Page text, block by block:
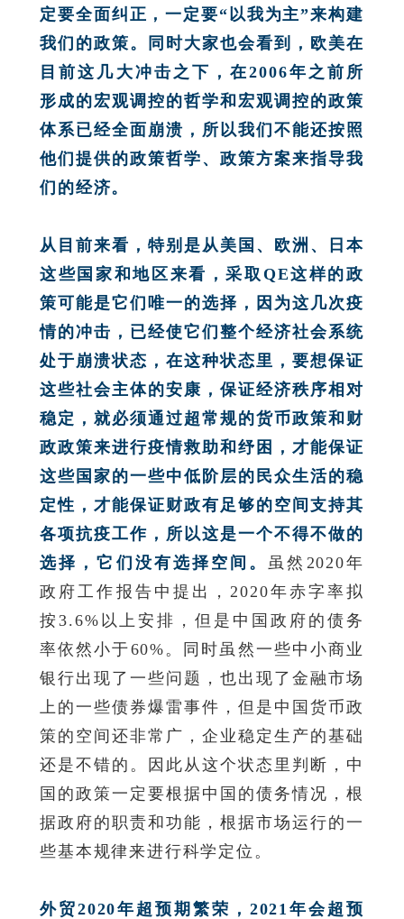
定要全面纠正，一定要“以我为主”来构建
我们的政策。同时大家也会看到，欧美在
目前这几大冲击之下，在2006年之前所
形成的宏观调控的哲学和宏观调控的政策
体系已经全面崩溃，所以我们不能还按照
他们提供的政策哲学、政策方案来指导我
们的经济。
从目前来看，特别是从美国、欧洲、日本
这些国家和地区来看，采取QE这样的政
策可能是它们唯一的选择，因为这几次疫
情的冲击，已经使它们整个经济社会系统
处于崩溃状态，在这种状态里，要想保证
这些社会主体的安康，保证经济秩序相对
稳定，就必须通过超常规的货币政策和财
政政策来进行疫情救助和纾困，才能保证
这些国家的一些中低阶层的民众生活的稳
定性，才能保证财政有足够的空间支持其
各项抗疫工作，所以这是一个不得不做的
选择，它们没有选择空间。虽然2020年
政府工作报告中提出，2020年赤字率拟
按3.6%以上安排，但是中国政府的债务
率依然小于60%。同时虽然一些中小商业
银行出现了一些问题，也出现了金融市场
上的一些债券爆雷事件，但是中国货币政
策的空间还非常广，企业稳定生产的基础
还是不错的。因此从这个状态里判断，中
国的政策一定要根据中国的债务情况，根
据政府的职责和功能，根据市场运行的一
些基本规律来进行科学定位。
外贸2020年超预期繁荣，2021年会超预